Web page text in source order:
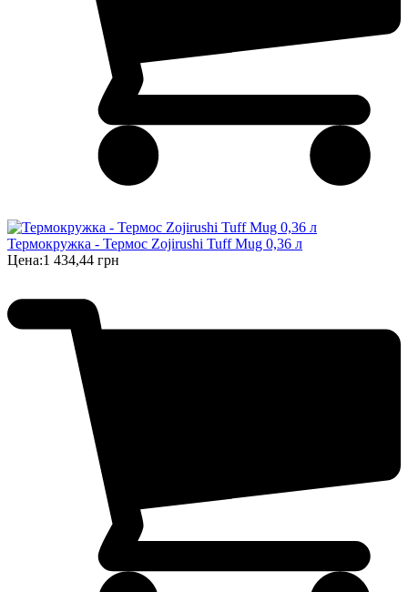
Термокружка - Термос Zojirushi Tuff Mug 0,36 л
Цена:1 434,44 грн